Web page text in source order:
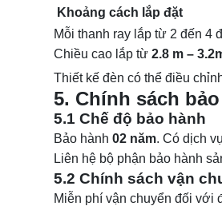
Khoảng cách lắp đặt
Mỗi thanh ray lắp từ 2 đến 4
Chiều cao lắp từ 2.8 m –
Thiết kế đèn có thể điều
5. Chính sách
5.1 Chế độ bảo hành
Bảo hành 02 năm. Có dịch
Liên hệ bộ phận bảo hành
5.2 Chính sách vận
Miễn phí vận chuyển đối với